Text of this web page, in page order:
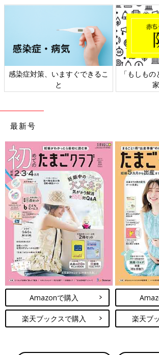
satsukiさん(@funnytinythings)がシェアし
satsukiさん( @funnytinythings)は『ダイソー
ンディファンを購入（各108円）。キャンディ
かわいいですね！ 手動ならいざというときに
ないので防災グッズとしてより重宝しそう。
関連：今年は100均も参戦！3COINS&ダイソ
昨年は台風や地震などで停電した地域もあり
つかもしれません。防災対策としてもぜひチ
ださい。（文・岡本梓）
※記事内容でご紹介している投稿、リンク先
があります。あらかじめご了承ください。
※記事の内容は記載当時の情報であり、現在と
ます。
感染症対策、いますぐできるこ
と
「もしも
最新号
Amazonで購入
楽天ブックスで購入 楽天ブ